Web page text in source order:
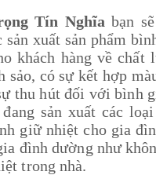
Tín Nghĩa bạn
sản xuất sản phẩm
khách hàng về chất
sảo, có sự kết hợp
thu hút đối với bình
đang sản xuất các
giữ nhiệt cho gia
đình dường như
trong nhà.